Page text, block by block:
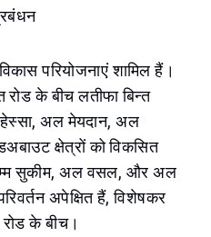
परियोजनाएं शामिल हैं।
के बीच लतीफा बिन्त
हेस्सा, अल मेयदान, अल
क्षेत्रों को विकसित
सुकीम, अल वसल, और अल
अपेक्षित हैं, विशेषकर
के बीच।